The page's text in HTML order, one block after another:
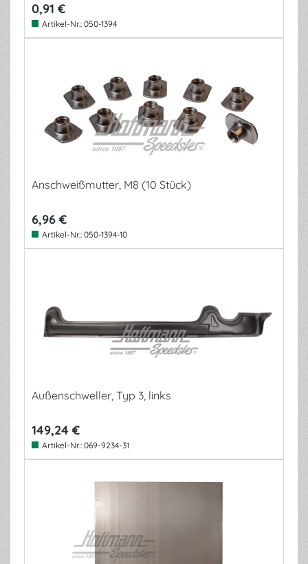
0,91 €
Artikel-Nr.: 050-1394
Anschweißmutter, M8 (10 Stück)
6,96 €
Artikel-Nr.: 050-1394-10
Außenschweller, Typ 3, links
149,24 €
Artikel-Nr.: 069-9234-31